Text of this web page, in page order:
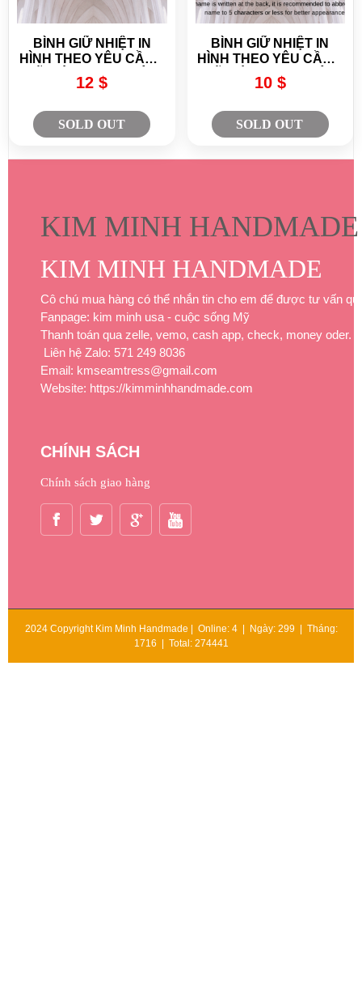
BÌNH GIỮ NHIỆT IN
HÌNH THEO YÊU CẦU –
GIỮ NÓNG LẠNH LÂU,
THIẾT KẾ CÁ NHÂN
12 $
SOLD OUT
BÌNH GIỮ NHIỆT IN
HÌNH THEO YÊU CẦU –
GIỮ NÓNG LẠNH LÂU,
THIẾT KẾ CÁ NHÂN
10 $
SOLD OUT
KIM MINH HANDMADE
KIM MINH HANDMADE
Cô chú mua hàng có thể nhắn tin cho em để được tư vấn
Fanpage: kim minh usa - cuộc sống Mỹ
Thanh toán qua zelle, vemo, cash app, check, money oder.
Liên hệ Zalo: 571 249 8036
Email: kmseamtress@gmail.com
Website: https://kimminhhandmade.com
CHÍNH SÁCH
Chính sách giao hàng
2024 Copyright Kim Minh Handmade | Online: 4 | Ngày: 299 | Tháng:
1716 | Total: 274441